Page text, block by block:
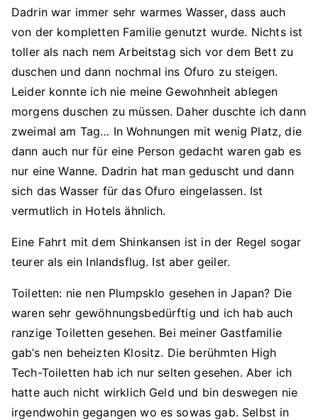
Dadrin war immer sehr warmes Wasser, dass auch
von der kompletten Familie genutzt wurde. Nichts ist
toller als nach nem Arbeitstag sich vor dem Bett zu
duschen und dann nochmal ins Ofuro zu steigen.
Leider konnte ich nie meine Gewohnheit ablegen
morgens duschen zu müssen. Daher duschte ich dann
zweimal am Tag… In Wohnungen mit wenig Platz, die
dann auch nur für eine Person gedacht waren gab es
nur eine Wanne. Dadrin hat man geduscht und dann
sich das Wasser für das Ofuro eingelassen. Ist
vermutlich in Hotels ähnlich.
Eine Fahrt mit dem Shinkansen ist in der Regel sogar
teurer als ein Inlandsflug. Ist aber geiler.
Toiletten: nie nen Plumpsklo gesehen in Japan? Die
waren sehr gewöhnungsbedürftig und ich hab auch
ranzige Toiletten gesehen. Bei meiner Gastfamilie
gab’s nen beheizten Klositz. Die berühmten High
Tech-Toiletten hab ich nur selten gesehen. Aber ich
hatte auch nicht wirklich Geld und bin deswegen nie
irgendwohin gegangen wo es sowas gab. Selbst in